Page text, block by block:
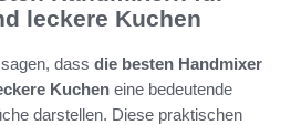
leckere Kuchen
dass die besten Handmixer
Kuchen eine bedeutende
darstellen. Diese praktischen